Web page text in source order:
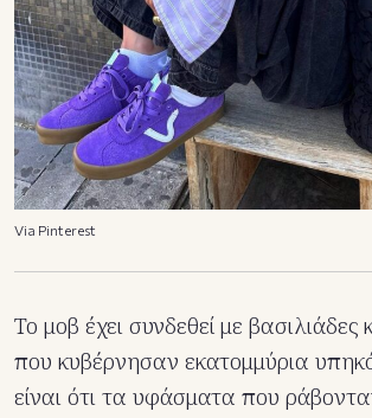
Via Pinterest
Το μοβ έχει συνδεθεί με βασιλιάδες
που κυβέρνησαν εκατομμύρια
είναι ότι τα υφάσματα που